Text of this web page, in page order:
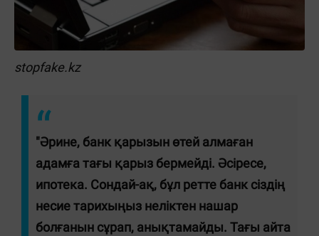
stopfake.kz
"Әрине, банк қарызын өтей алмаған
адамға тағы қарыз бермейді. Әсіресе,
ипотека. Сондай-ақ, бұл ретте банк сіздің
несие тарихыңыз неліктен нашар
болғанын сұрап, анықтамайды. Тағы айта